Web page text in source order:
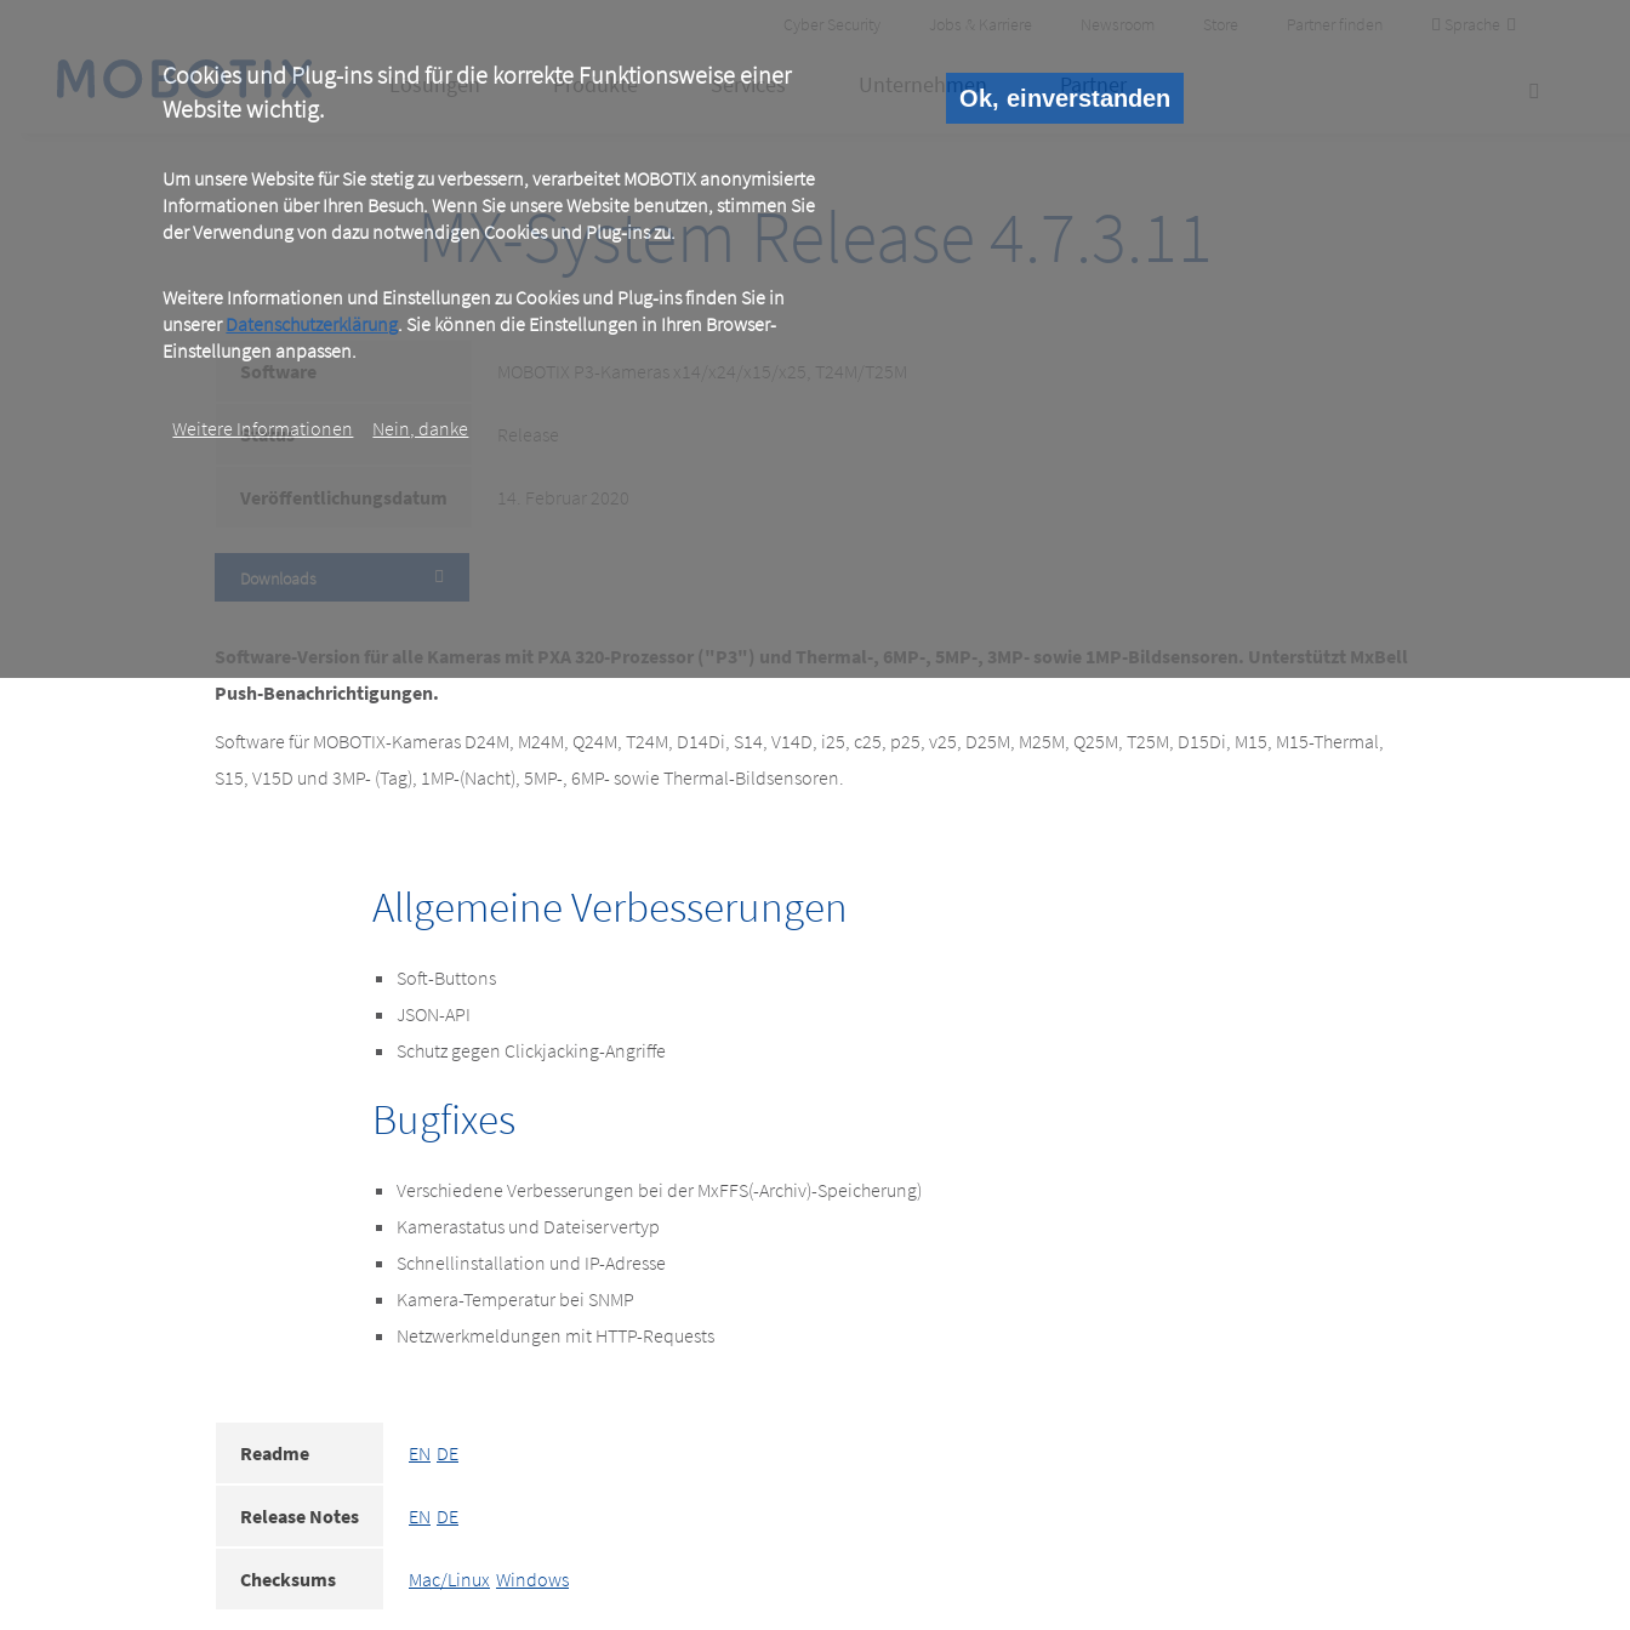
Cookies und Plug-ins sind für die korrekte Funktionsweise einer
Website wichtig.
Um unsere Website für Sie stetig zu verbessern, verarbeitet MOBOTIX anonymisierte
Informationen über Ihren Besuch. Wenn Sie unsere Website benutzen, stimmen Sie
der Verwendung von dazu notwendigen Cookies und Plug-ins zu.
Weitere Informationen und Einstellungen zu Cookies und Plug-ins finden Sie in
unsererDatenschutzerklärung. Sie können die Einstellungen in Ihren Browser-
Einstellungen anpassen.
Weitere Informationen Nein, danke
Ok, einverstanden
content
Header
Meta
Cyber Security Jobs & Karriere Newsroom Store Partner finden Sprache
Main
Lösungen Produkte Services Unternehmen Partner
MX-System Release 4.7.3.11
Software MOBOTIX P3-Kameras x14/x24/x15/x25, T24M/T25M
Status Release
Veröffentlichungsdatum 14. Februar 2020
Downloads
Software-Version für alle Kameras mit PXA 320-Prozessor ("P3") und Thermal-, 6MP-, 5MP-, 3MP- sowie 1MP-Bildsensoren. Unterstützt MxBell
Push-Benachrichtigungen.
Software für MOBOTIX-Kameras D24M, M24M, Q24M, T24M, D14Di, S14, V14D, i25, c25, p25, v25, D25M, M25M, Q25M, T25M, D15Di, M15, M15-Thermal,
S15, V15D und 3MP- (Tag), 1MP-(Nacht), 5MP-, 6MP- sowie Thermal-Bildsensoren.
Allgemeine Verbesserungen
Soft-Buttons
JSON-API
Schutz gegen Clickjacking-Angriffe
Bugfixes
Verschiedene Verbesserungen bei der MxFFS(-Archiv)-Speicherung)
Kamerastatus und Dateiservertyp
Schnellinstallation und IP-Adresse
Kamera-Temperatur bei SNMP
Netzwerkmeldungen mit HTTP-Requests
Readme EN DE
Release Notes EN DE
Checksums Mac/Linux Windows